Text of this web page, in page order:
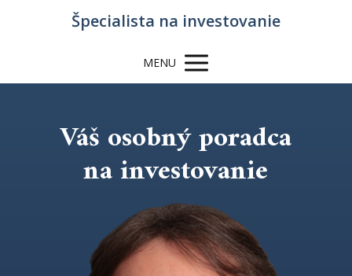
Špecialista na investovanie
MENU
Váš osobný poradca
na investovanie